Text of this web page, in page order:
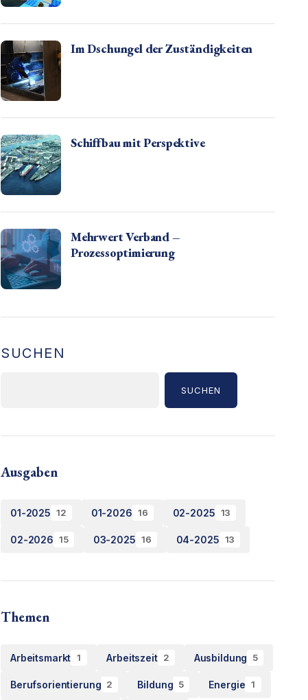
Im Dschungel der Zuständigkeiten
Schiffbau mit Perspektive
Mehrwert Verband –
Prozessoptimierung
SUCHEN
SUCHEN
Ausgaben
01-2025 12 01-2026 16 02-2025 13
02-2026 15 03-2025 16 04-2025 13
Themen
Arbeitsmarkt 1 Arbeitszeit 2 Ausbildung 5
Berufsorientierung 2 Bildung 5 Energie 1